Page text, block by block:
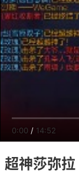
0:00 / 14:52
超神莎弥拉